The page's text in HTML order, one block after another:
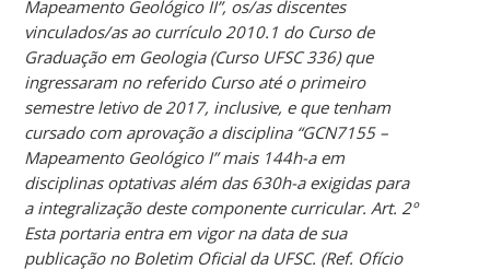
Mapeamento Geológico II”, os/as discentes
vinculados/as ao currículo 2010.1 do Curso de
Graduação em Geologia (Curso UFSC 336) que
ingressaram no referido Curso até o primeiro
semestre letivo de 2017, inclusive, e que tenham
cursado com aprovação a disciplina “GCN7155 –
Mapeamento Geológico I” mais 144h-a em
disciplinas optativas além das 630h-a exigidas para
a integralização deste componente curricular. Art. 2º
Esta portaria entra em vigor na data de sua
publicação no Boletim Oficial da UFSC. (Ref. Ofício